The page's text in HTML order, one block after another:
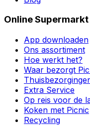
Online Supermarkt
App downloaden
Ons assortiment
Hoe werkt het?
Waar bezorgt
Extra Service
Op reis voor de
Koken met Picnic
Recycling